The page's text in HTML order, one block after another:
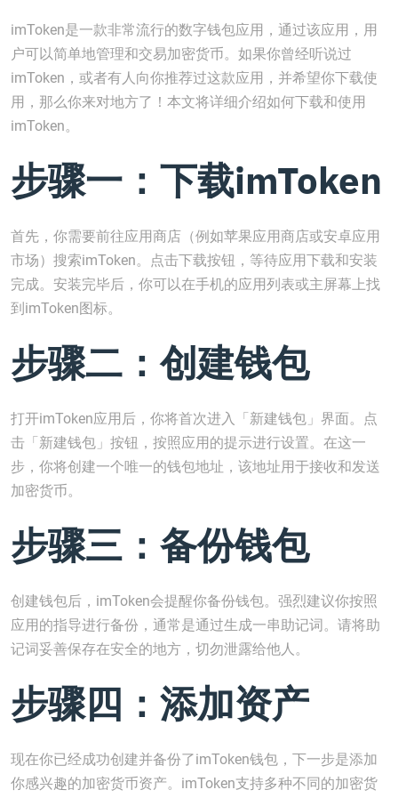
imToken是一款非常流行的数字钱包应用，通过该应用，用
户可以简单地管理和交易加密货币。如果你曾经听说过
imToken，或者有人向你推荐过这款应用，并希望你下载使
用，那么你来对地方了！本文将详细介绍如何下载和使用
imToken。
步骤一：下载imToken
首先，你需要前往应用商店（例如苹果应用商店或安卓应用
市场）搜索imToken。点击下载按钮，等待应用下载和安装
完成。安装完毕后，你可以在手机的应用列表或主屏幕上找
到imToken图标。
步骤二：创建钱包
打开imToken应用后，你将首次进入「新建钱包」界面。点
击「新建钱包」按钮，按照应用的提示进行设置。在这一
步，你将创建一个唯一的钱包地址，该地址用于接收和发送
加密货币。
步骤三：备份钱包
创建钱包后，imToken会提醒你备份钱包。强烈建议你按照
应用的指导进行备份，通常是通过生成一串助记词。请将助
记词妥善保存在安全的地方，切勿泄露给他人。
步骤四：添加资产
现在你已经成功创建并备份了imToken钱包，下一步是添加
你感兴趣的加密货币资产。imToken支持多种不同的加密货